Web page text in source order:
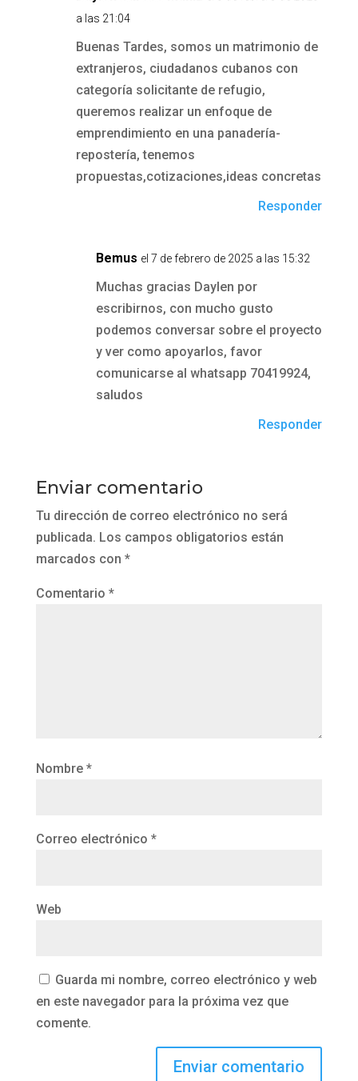
a las 21:04
Buenas Tardes, somos un matrimonio de
extranjeros, ciudadanos cubanos con
categoría solicitante de refugio,
queremos realizar un enfoque de
emprendimiento en una panadería-
repostería, tenemos
propuestas,cotizaciones,ideas concretas
Responder
Bemus el 7 de febrero de 2025 a las 15:32
Muchas gracias Daylen por
escribirnos, con mucho gusto
podemos conversar sobre el proyecto
y ver como apoyarlos, favor
comunicarse al whatsapp 70419924,
saludos
Responder
Enviar comentario
Tu dirección de correo electrónico no será
publicada. Los campos obligatorios están
marcados con *
Comentario *
Nombre *
Correo electrónico *
Web
Guarda mi nombre, correo electrónico y web
en este navegador para la próxima vez que
comente.